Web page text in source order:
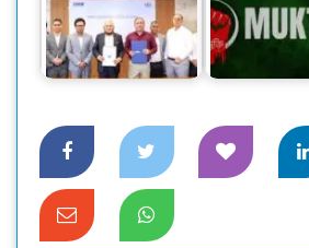
ডিবিএল সিরামিকস এবং
এডিসন রিয়েল এস্টেটের
মধ্যে চুক্তি
মুক্তি পেল
জেড